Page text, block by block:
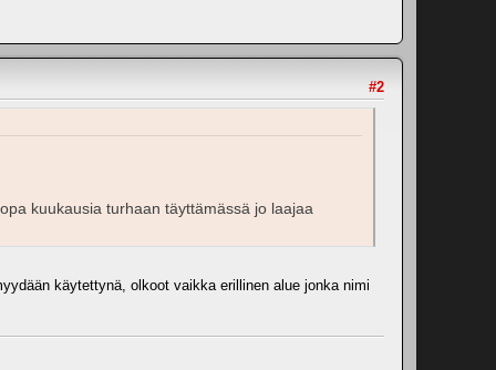
#2
kuukausia turhaan täyttämässä jo laajaa
käytettynä, olkoot vaikka erillinen alue jonka nimi